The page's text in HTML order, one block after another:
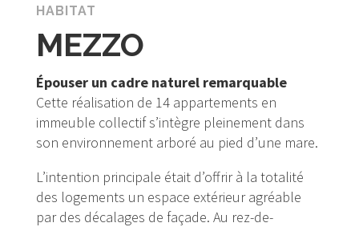
HABITAT
MEZZO
Épouser un cadre naturel remarquable
Cette réalisation de 14 appartements en
immeuble collectif s’intègre pleinement dans
son environnement arboré au pied d’une mare.
L’intention principale était d’offrir à la totalité
des logements un espace extérieur agréable
par des décalages de façade. Au rez-de-